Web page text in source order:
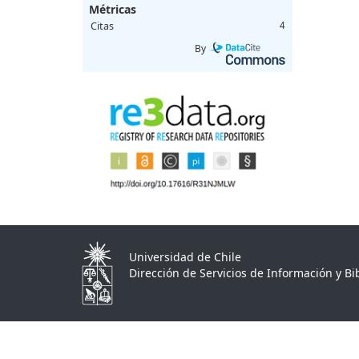
Métricas
Citas 4
By
Universidad de Chile
Dirección de Servicios de Información y